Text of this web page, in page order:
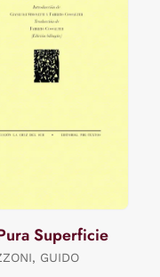
Superficie
GUIDO